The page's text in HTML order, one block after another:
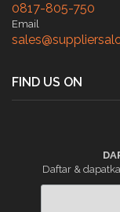
0817-805-750
Email
FIND US ON
Daftar &